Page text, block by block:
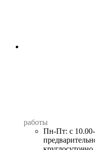
работы
Пн-Пт: с